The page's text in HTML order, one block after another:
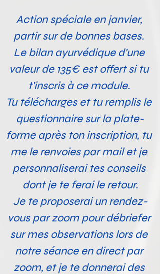
Action spéciale en janvier,
partir sur de bonnes bases.
Le bilan ayurvédique d'une
valeur de 135€ est offert si tu
t'inscris à ce module.
Tu télécharges et tu remplis le
questionnaire sur la plate-
forme après ton inscription, tu
me le renvoies par mail et je
personnaliserai tes conseils
dont je te ferai le retour.
Je te proposerai un rendez-
vous par zoom pour débriefer
sur mes observations lors de
notre séance en direct par
zoom, et je te donnerai des